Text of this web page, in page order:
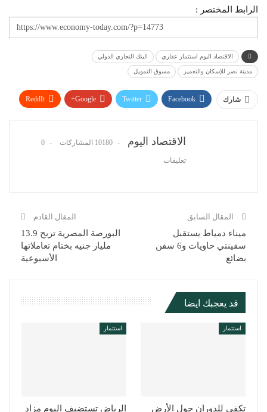
الرابط المختصر :
الاقتصاد اليوم استثمار عقاري البنك التجاري الدولي
مدينة نصر للإسكان والتعمير مسوق التمويل
شارك Facebook
Twitter
Google+
ReddIt
الاقتصاد اليوم 10180 المشاركات 0
تعليقات
المقال السابق
ميناء دمياط يستقبل
سفينتي حاويات و6 سفن
بضائع
المقال القادم
البورصة المصرية تربح 13.9
مليار جنيه بختام تعاملاتها
الأسبوعية
قد يعجبك ايضا
استثمار
تكفي للدوران حول الأرض
استثمار
الرياض تستضيف اليوم مزاد